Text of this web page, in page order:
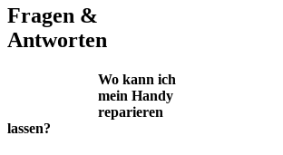
Fragen &
Antworten
Wo kann ich
mein Handy
reparieren
lassen?